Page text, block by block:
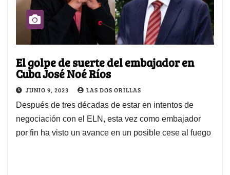
El golpe de suerte del embajador en
Cuba José Noé Ríos
JUNIO 9, 2023 LAS DOS ORILLAS
Después de tres décadas de estar en intentos de
negociación con el ELN, esta vez como embajador
por fin ha visto un avance en un posible cese al fuego